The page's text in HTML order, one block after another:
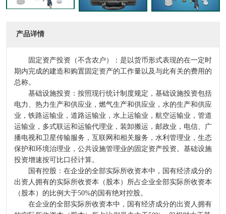
产品详情
固定资产投资（不含农户）：是以货币形式表现的在一定时
期内完成的建造和购置固定资产的工作量以及与此有关的费用的
总称。
基础设施投资：按照现行统计制度规定，基础设施投资包括
电力、热力生产和供应业，燃气生产和供应业，水的生产和供应
业，铁路运输业，道路运输业，水上运输业，航空运输业，管道
运输业，多式联运和运输代理业，装卸搬运，邮政业，电信、广
播电视和卫星传输服务，互联网和相关服务，水利管理业，生态
保护和环境治理业，公共设施管理业的固定资产投资。基础设施
投资增速按可比口径计算。
国有控股：在企业的全部实际所收资本中，国有经济成分的
出资人拥有的实际所收资本（股本）所占企业全部实际所收资本
（股本）的比例大于50%的国有绝对控股。
在企业的全部实际所收资本中，国有经济成分的出资人拥有